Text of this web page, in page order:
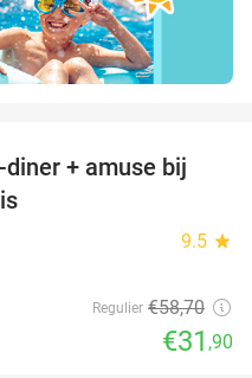
46%
+ amuse bij
9.5 star
Regulier €58,70
€31 ,90